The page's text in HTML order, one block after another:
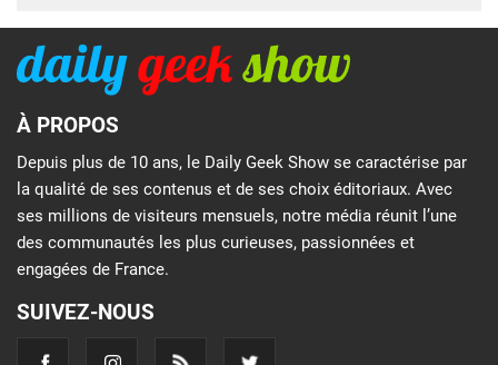
À PROPOS
Depuis plus de 10 ans, le Daily Geek Show se caractérise par
la qualité de ses contenus et de ses choix éditoriaux. Avec
ses millions de visiteurs mensuels, notre média réunit l’une
des communautés les plus curieuses, passionnées et
engagées de France.
SUIVEZ-NOUS